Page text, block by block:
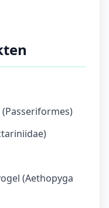
(Aethopyga